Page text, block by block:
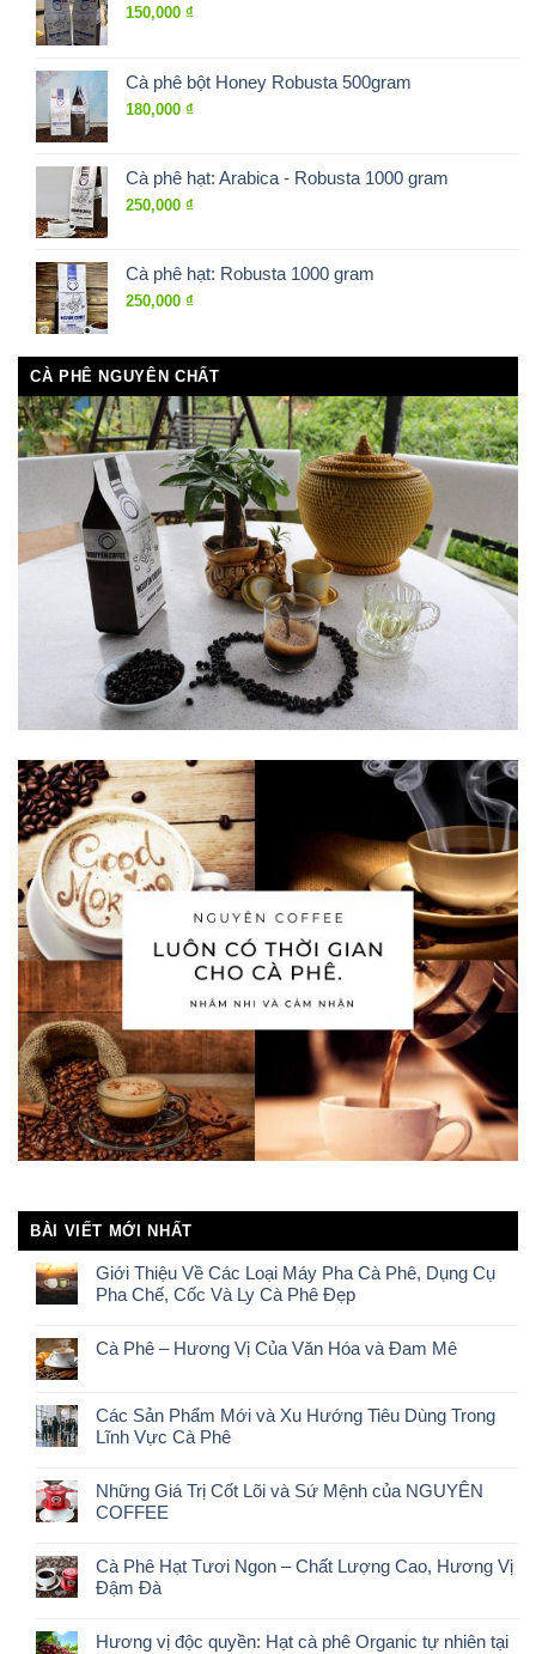
150,000 ₫
Cà phê bột Honey Robusta 500gram
180,000 ₫
Cà phê hạt: Arabica - Robusta 1000 gram
250,000 ₫
Cà phê hạt: Robusta 1000 gram
250,000 ₫
CÀ PHÊ NGUYÊN CHẤT
BÀI VIẾT MỚI NHẤT
Giới Thiệu Về Các Loại Máy Pha Cà Phê, Dụng Cụ
Pha Chế, Cốc Và Ly Cà Phê Đẹp
Cà Phê – Hương Vị Của Văn Hóa và Đam Mê
Các Sản Phẩm Mới và Xu Hướng Tiêu Dùng Trong
Lĩnh Vực Cà Phê
Những Giá Trị Cốt Lõi và Sứ Mệnh của NGUYÊN
COFFEE
Cà Phê Hạt Tươi Ngon – Chất Lượng Cao, Hương Vị
Đậm Đà
Hương vị độc quyền: Hạt cà phê Organic tự nhiên tại